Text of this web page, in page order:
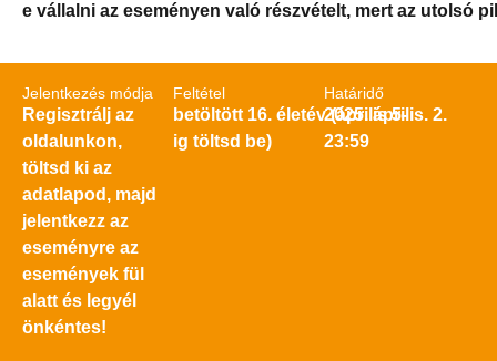
e vállalni az eseményen való részvételt, mert az utolsó
Jelentkezés módja
Regisztrálj az
oldalunkon,
töltsd ki az
adatlapod, majd
jelentkezz az
eseményre az
események fül
alatt és legyél
önkéntes!
Feltétel
betöltött 16. életév (április 5-
ig töltsd be)
Határidő
2025. április. 2.
23:59